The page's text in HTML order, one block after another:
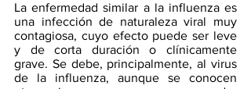
La enfermedad similar a la influenza es
una infección de naturaleza viral muy
contagiosa, cuyo efecto puede ser leve
y de corta duración o clínicamente
grave. Se debe, principalmente, al virus
de la influenza, aunque se conocen